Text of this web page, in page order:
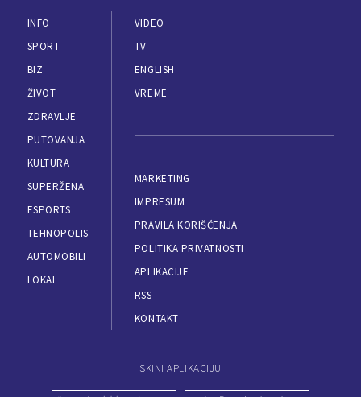
INFO
SPORT
BIZ
ŽIVOT
ZDRAVLJE
PUTOVANJA
KULTURA
SUPERŽENA
ESPORTS
TEHNOPOLIS
AUTOMOBILI
LOKAL
VIDEO
TV
ENGLISH
VREME
MARKETING
IMPRESUM
PRAVILA KORIŠĆENJA
POLITIKA PRIVATNOSTI
APLIKACIJE
RSS
KONTAKT
SKINI APLIKACIJU